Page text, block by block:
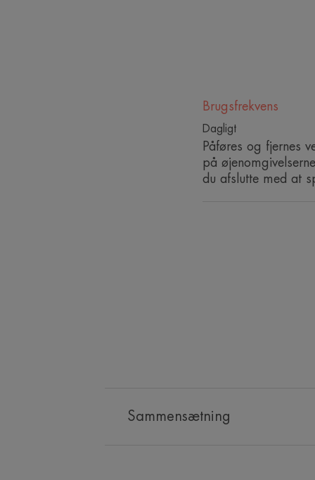
Brugsfrekvens
Dagligt
Påføres og fjernes
på
du afslutte med at
Sammensætning